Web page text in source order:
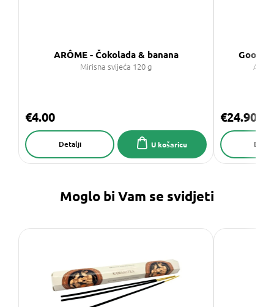
ARÔME - Čokolada & banana
Mirisna svijeća 120 g
€4.00
U košaricu
Detalji
Goose
€24.90
Moglo bi Vam se svidjeti